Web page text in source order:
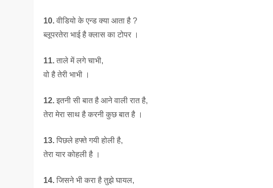
10. वीडियो के एन्ड क्या आता है ?
ब्लूपरतेरा भाई है क्लास का टोपर ।
11. ताले में लगे चाभी,
वो है तेरी भाभी ।
12. इतनी सी बात है आने वाली रात है,
तेरा मेरा साथ है करनी कुछ बात है ।
13. पिछले हफ्ते गयी होली है,
तेरा यार कोहली है ।
14. जिसने भी करा है तुझे घायल,